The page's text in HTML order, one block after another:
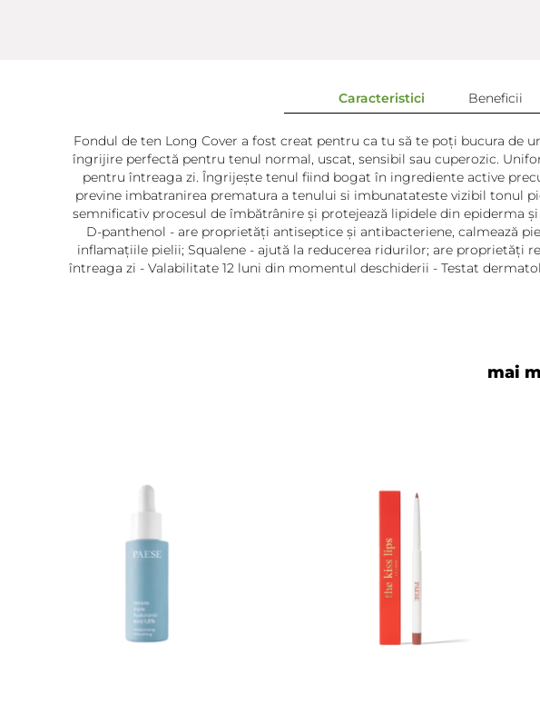
Caracteristici Beneficii
Fondul de ten Long Cover a fost creat pentru ca tu să te poți bucura de
îngrijire perfectă pentru tenul normal, uscat, sensibil sau cuperozic.
pentru întreaga zi. Îngrijește tenul fiind bogat în ingrediente active
previne imbatranirea prematura a tenului si imbunatateste vizibil tonul
semnificativ procesul de îmbătrânire și protejează lipidele din epiderma
D-panthenol - are proprietăți antiseptice și antibacteriene, calmează
inflamațiile pielii; Squalene - ajută la reducerea ridurilor; are proprietăți
întreaga zi - Valabilitate 12 luni din momentul deschiderii - Testat
mai